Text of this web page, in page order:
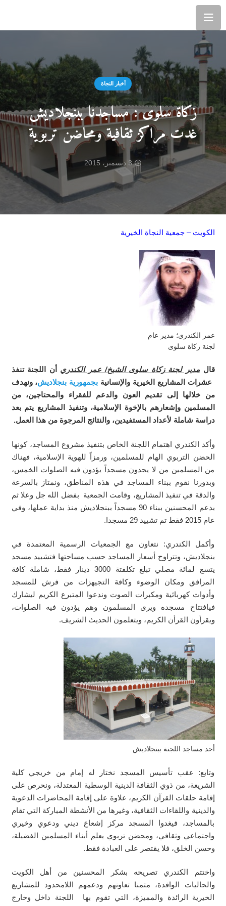
أخبار النجاة
زكاة سلوى : مساجدنا ببنجلاديش
غدت مراكز ثقافية ومحاضن تربوية
3 ديسمبر، 2015
الكويت – جمعية النجاة الخيرية
عمر الكندري؛ مدير عام
لجنة زكاة سلوى
قالمدير لجنة زكاة سلوى الشيخ/ عمر الكندري أن اللجنة تنفذ
عشرات المشاريع الخيرية والإنسانيةبجمهورية بنجلاديش، ونهدف
من خلالها إلى تقديم العون والدعم للفقراء والمحتاجين، من
المسلمين وإشعارهم بالإخوة الإسلامية، وتنفيذ المشاريع يتم بعد
دراسة شاملة لأعداد المستفيدين، والنتائج المرجوة من هذا العمل.
وأكد الكندري اهتمام اللجنة الخاص بتنفيذ مشروع المساجد، كونها
الحضن التربوي الهام للمسلمين، ورمزاً للهوية الإسلامية، فهناك
من المسلمين من لا يجدون مسجداً يؤدون فيه الصلوات الخمس،
وبدورنا نقوم ببناء المساجد في هذه المناطق، ونمتاز بالسرعة
والدقة في تنفيذ المشاريع، وقامت الجمعية بفضل الله جل وعلا ثم
بدعم المحسنين ببناء 90 مسجداً ببنجلاديش منذ بداية عملها، وفي
عام 2015 فقط تم تشييد 29 مسجدا.
وأكمل الكندري: نتعاون مع الجمعيات الرسمية المعتمدة في
بنجلاديش، وتتراوح أسعار المساجد حسب مساحتها فتشييد مسجد
يتسع لمائة مصلي تبلغ تكلفتة 3000 دينار فقط، شاملة كافة
المرافق ومكان الوضوء وكافة التجيهزات من فرش للمسجد
وأدوات كهربائية ومكبرات الصوت وندعوا المتبرع الكريم ليشارك
فيافتتاح مسجده ويرى المسلمون وهم يؤدون فيه الصلوات،
ويقرأون القرأن الكريم، ويتعلمون الحديث الشريف.
أحد مساجد اللجنة ببنجلاديش
وتابع: عقب تأسيس المسجد نختار له إمام من خريجي كلية
الشريعة، من ذوي الثقافة الدينية الوسطية المعتدلة، ونحرص على
إقامة حلقات القرآن الكريم، علاوة على إقامة المحاضرات الدعوية
والدينية واللقاءات الثقافية، وغيرها من الأنشطة المباركة التي تقام
بالمساجد، فيغدوا المسجد مركز إشعاع ديني ودعوي وخيري
واجتماعي وثقافي، ومحضن تربوي يعلم أبناء المسلمين الفضيلة،
وحسن الخلق، فلا يقتصر على العبادة فقط.
واختتم الكندري تصريحه بشكر المحسنين من أهل الكويت
والجاليات الوافدة، مثمنا تعاونهم ودعمهم اللامحدود للمشاريع
الخيرية الرائدة والمميزة، التي تقوم بها اللجنة داخل وخارج